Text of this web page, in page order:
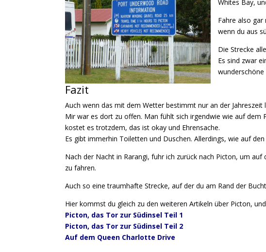
Whites Bay,
Fahre also
wenn du aus
Die Strecke
Es sind zwar
Fazit
Auch wenn das mit dem Wetter bestimmt nur an der
Mir war es dort zu offen. Man fühlt sich irgendwie wie auf dem
kostet es trotzdem, das ist okay und Ehrensache.
Es gibt immerhin Toiletten und Duschen. Allerdings, wie auf
Nach der Nacht in Rarangi, fuhr ich zurück nach Picton, umauf
zu fahren.
Auch so eine traumhafte Strecke, auf der duam Rand der
Hier kommst du gleich zu den weiteren Artikeln über Picton,
Picton, das Tor zur Südinsel Teil 1
Picton, das Tor zur Südinsel Teil 2
Auf dem Queen Charlotte Drive